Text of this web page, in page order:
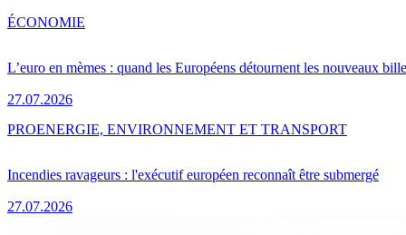
L’euro en mèmes : quand les Européens détournent les nouveaux
27.07.2026
ÉCONOMIE
Incendies ravageurs : l'exécutif européen reconnaît être submergé
27.07.2026
PROENERGIE, ENVIRONNEMENT ET TRANSPORT